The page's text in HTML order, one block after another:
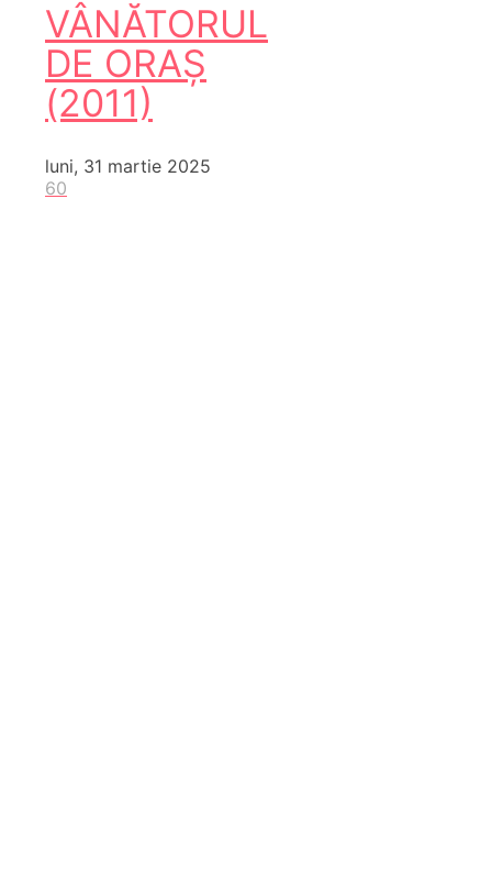
VÂNĂTORUL
DE ORAȘ
(2011)
luni, 31 martie 2025
60